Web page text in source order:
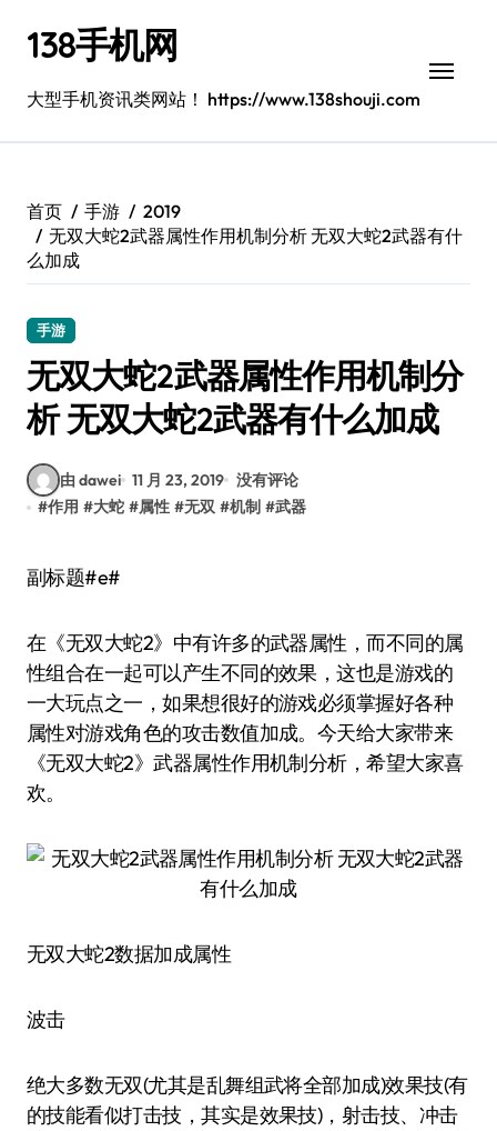
138手机网
大型手机资讯类网站！ https://www.138shouji.com
首页 手游
2019
无双大蛇2武器属性作用机制分析 无双大蛇2武器有什
么加成
手游
无双大蛇2武器属性作用机制分
析 无双大蛇2武器有什么加成
由 dawei 11 月 23, 2019 没有评论
#作用 #大蛇 #属性 #无双 #机制 #武器
副标题#e#
在《无双大蛇2》中有许多的武器属性，而不同的属
性组合在一起可以产生不同的效果，这也是游戏的
一大玩点之一，如果想很好的游戏必须掌握好各种
属性对游戏角色的攻击数值加成。今天给大家带来
《无双大蛇2》武器属性作用机制分析，希望大家喜
欢。
无双大蛇2数据加成属性
波击
绝大多数无双(尤其是乱舞组武将全部加成)效果技(有
的技能看似打击技，其实是效果技)，射击技、冲击